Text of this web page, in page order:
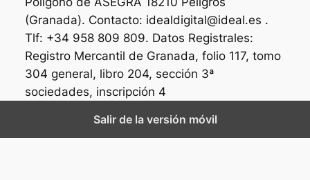
(Granada). Contacto: idealdigital@ideal.es .
Tlf: +34 958 809 809. Datos Registrales:
Registro Mercantil de Granada, folio 117, tomo
304 general, libro 204, sección 3ª
sociedades, inscripción 4
Salir de la versión móvil